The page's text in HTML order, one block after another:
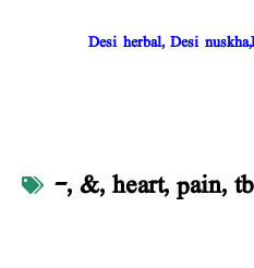
Desi herbal, Desi
-,&,heart,pain,